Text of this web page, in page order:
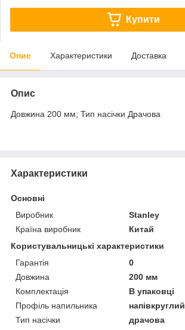
Купити
Опис Характеристики Доставка
Опис
Довжина 200 мм; Тип насічки Драчова
Характеристики
Основні
Виробник
Stanley
Країна виробник
Китай
Користувальницькі характеристики
Гарантія
0
Довжина
200 мм
Комплектація
В упаковці
Профіль напильника
напівкруглий
Тип насічки
драчова